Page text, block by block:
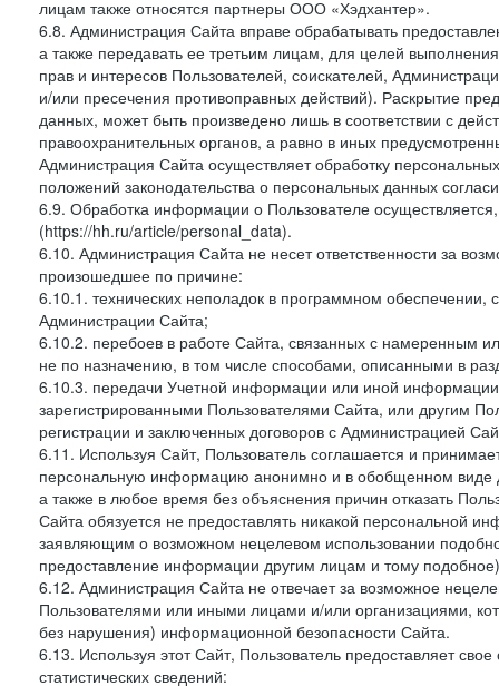
лицам также относятся партнеры ООО «Хэдхантер».
6.8. Администрация Сайта вправе обрабатывать
а также передавать ее третьим лицам, для целей
прав и интересов Пользователей, соискателей,
и/или пресечения противоправных действий). Раскрытие
данных, может быть произведено лишь в соответствии с
правоохранительных органов, а равно в иных
Администрация Сайта осуществляет обработку
положений законодательства о персональных данных
6.9. Обработка информации о Пользователе
(https://hh.ru/article/personal_data).
6.10. Администрация Сайта не несет ответственности за
произошедшее по причине:
6.10.1. технических неполадок в программном
Администрации Сайта;
6.10.2. перебоев в работе Сайта, связанных с намеренным
не по назначению, в том числе способами, описанными в
6.10.3. передачи Учетной информации или иной
зарегистрированными Пользователями Сайта, или другим
регистрации и заключенных договоров с Администрацией
6.11. Используя Сайт, Пользователь соглашается и
персональную информацию анонимно и в обобщенном виде
а также в любое время без объяснения причин отказать
Сайта обязуется не предоставлять никакой персональной
заявляющим о возможном нецелевом использовании
предоставление информации другим лицам и тому
6.12. Администрация Сайта не отвечает за возможное
Пользователями или иными лицами и/или организациями,
без нарушения) информационной безопасности Сайта.
6.13. Используя этот Сайт, Пользователь предоставляет
статистических сведений: